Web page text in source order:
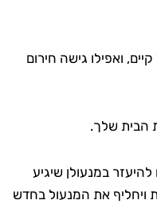
ואפילו גישה חירום
הבית שלך.
במנעולן שיגיע
ויחליף את המנעול בחדש